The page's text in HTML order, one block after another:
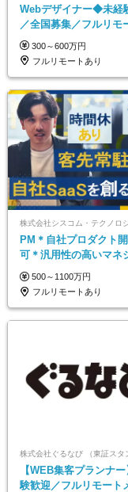
Webデザイナー◆未経
／全国募集／フルリモ
最大6ヵ月の実践型研修
25万円以上
300～600万円
フルリモートあり
株式会社シスコム・テクノロ
PM＊自社プロダクト
可＊汎用性の高いマネ
トスキル＊年収1000万
500～1100万円
フルリモートあり
【WEB集客プランナ
験歓迎／フルリモート